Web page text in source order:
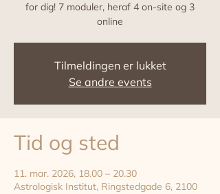
for dig! 7 moduler, heraf 4 on-site og 3
online
Tilmeldingen er lukket
Se andre events
Tid og sted
11. mar. 2026, 18.00 – 20.30
Astrologisk Institut, Ringstedgade 6, 2100